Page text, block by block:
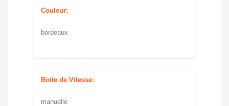
Couleur:
bordeaux
Boite de Vitesse:
manuelle